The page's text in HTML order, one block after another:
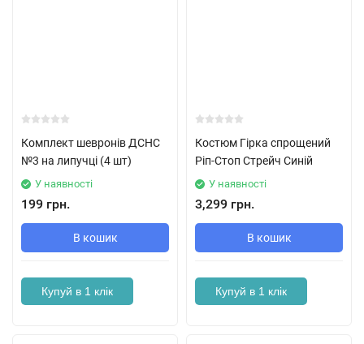
Комплект шевронів ДСНС
№3 на липучці (4 шт)
У наявності
199 грн.
В кошик
Купуй в 1 клік
Костюм Гірка спрощений
Ріп-Стоп Стрейч Синій
У наявності
3,299 грн.
В кошик
Купуй в 1 клік